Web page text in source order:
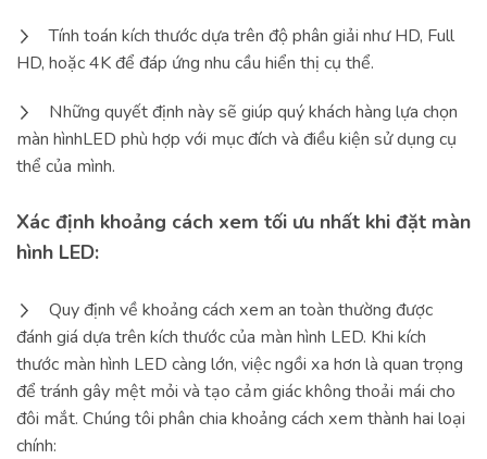
Tính toán kích thước dựa trên độ phân giải như HD, Full
HD, hoặc 4K để đáp ứng nhu cầu hiển thị cụ thể.
Những quyết định này sẽ giúp quý khách hàng lựa chọn
màn hìnhLED phù hợp với mục đích và điều kiện sử dụng cụ
thể của mình.
Xác định khoảng cách xem tối ưu nhất khi đặt màn
hình LED:
Quy định về khoảng cách xem an toàn thường được
đánh giá dựa trên kích thước của màn hình LED. Khi kích
thước màn hình LED càng lớn, việc ngồi xa hơn là quan trọng
để tránh gây mệt mỏi và tạo cảm giác không thoải mái cho
đôi mắt. Chúng tôi phân chia khoảng cách xem thành hai loại
chính: